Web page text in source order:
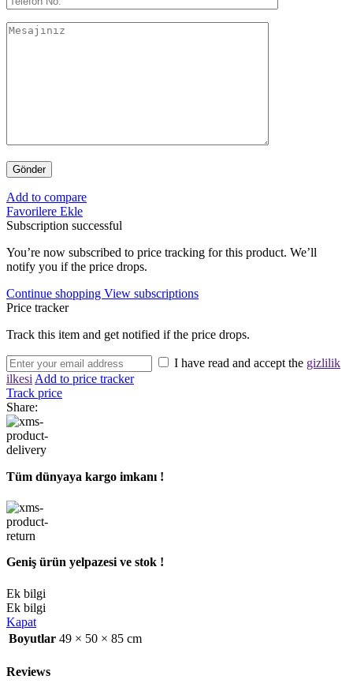
Add to compare
Favorilere Ekle
Subscription successful
You’re now subscribed to price tracking for this product. We’ll
notify you if the price drops.
Continue shopping View subscriptions
Price tracker
Track this item and get notified if the price drops.
I have read and accept the gizlilik
ilkesiAdd to price tracker
Track price
Share:
Tüm dünyaya kargo imkanı !
Geniş ürün yelpazesi ve stok !
Ek bilgi
Ek bilgi
Kapat
Boyutlar 49 × 50 × 85 cm
Reviews